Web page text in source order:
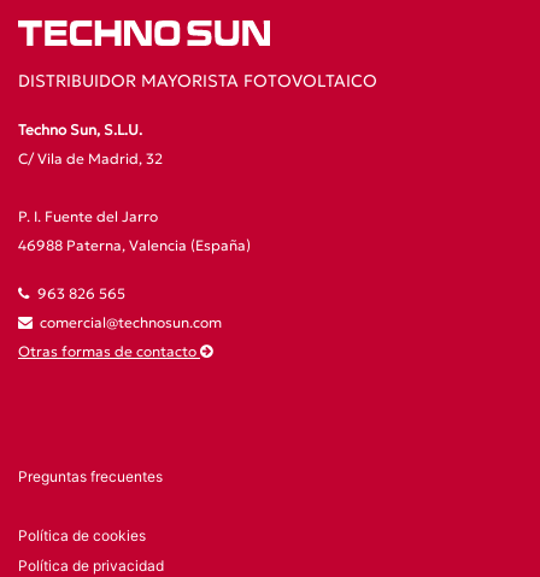
DISTRIBUIDOR MAYORISTA FOTOVOLTAICO
Techno Sun, S.L.U.
C/ Vila de Madrid, 32
P. I. Fuente del Jarro
46988 Paterna, Valencia (España)
963 826 565
comercial@technosun.com
Otras formas de contacto
Preguntas frecuentes
Política de cookies
Política de privacidad